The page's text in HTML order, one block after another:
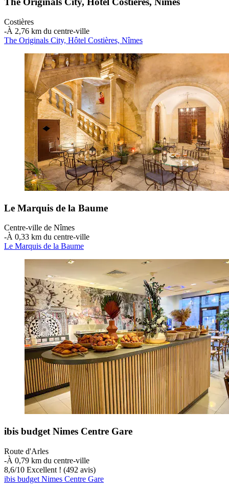
Costières
‐À 2,76 km du centre-ville
The Originals City, Hôtel Costières, Nîmes
Le Marquis de la Baume
Centre-ville de Nîmes
‐À 0,33 km du centre-ville
Le Marquis de la Baume
ibis budget Nimes Centre Gare
Route d'Arles
‐À 0,79 km du centre-ville
8,6/10 Excellent ! (492 avis)
ibis budget Nimes Centre Gare